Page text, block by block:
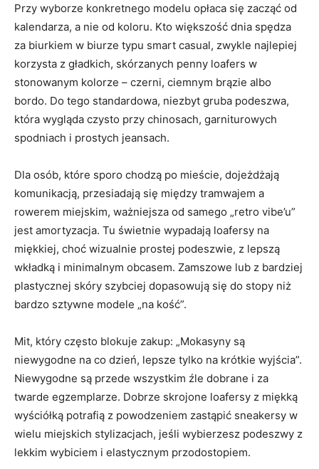
Przy wyborze konkretnego modelu opłaca się zacząć od
kalendarza, a nie od koloru. Kto większość dnia spędza
za biurkiem w biurze typu smart casual, zwykle najlepiej
korzysta z gładkich, skórzanych penny loafers w
stonowanym kolorze – czerni, ciemnym brązie albo
bordo. Do tego standardowa, niezbyt gruba podeszwa,
która wygląda czysto przy chinosach, garniturowych
spodniach i prostych jeansach.
Dla osób, które sporo chodzą po mieście, dojeżdżają
komunikacją, przesiadają się między tramwajem a
rowerem miejskim, ważniejsza od samego „retro vibe’u”
jest amortyzacja. Tu świetnie wypadają loafersy na
miękkiej, choć wizualnie prostej podeszwie, z lepszą
wkładką i minimalnym obcasem. Zamszowe lub z bardziej
plastycznej skóry szybciej dopasowują się do stopy niż
bardzo sztywne modele „na kość”.
Mit, który często blokuje zakup: „Mokasyny są
niewygodne na co dzień, lepsze tylko na krótkie wyjścia”.
Niewygodne są przede wszystkim źle dobrane i za
twarde egzemplarze. Dobrze skrojone loafersy z miękką
wyściółką potrafią z powodzeniem zastąpić sneakersy w
wielu miejskich stylizacjach, jeśli wybierzesz podeszwy z
lekkim wybiciem i elastycznym przodostopiem.